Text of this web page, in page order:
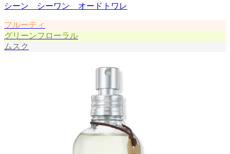
シーン シーワン オードトワレ
フルーティ
グリーンフローラル
ムスク